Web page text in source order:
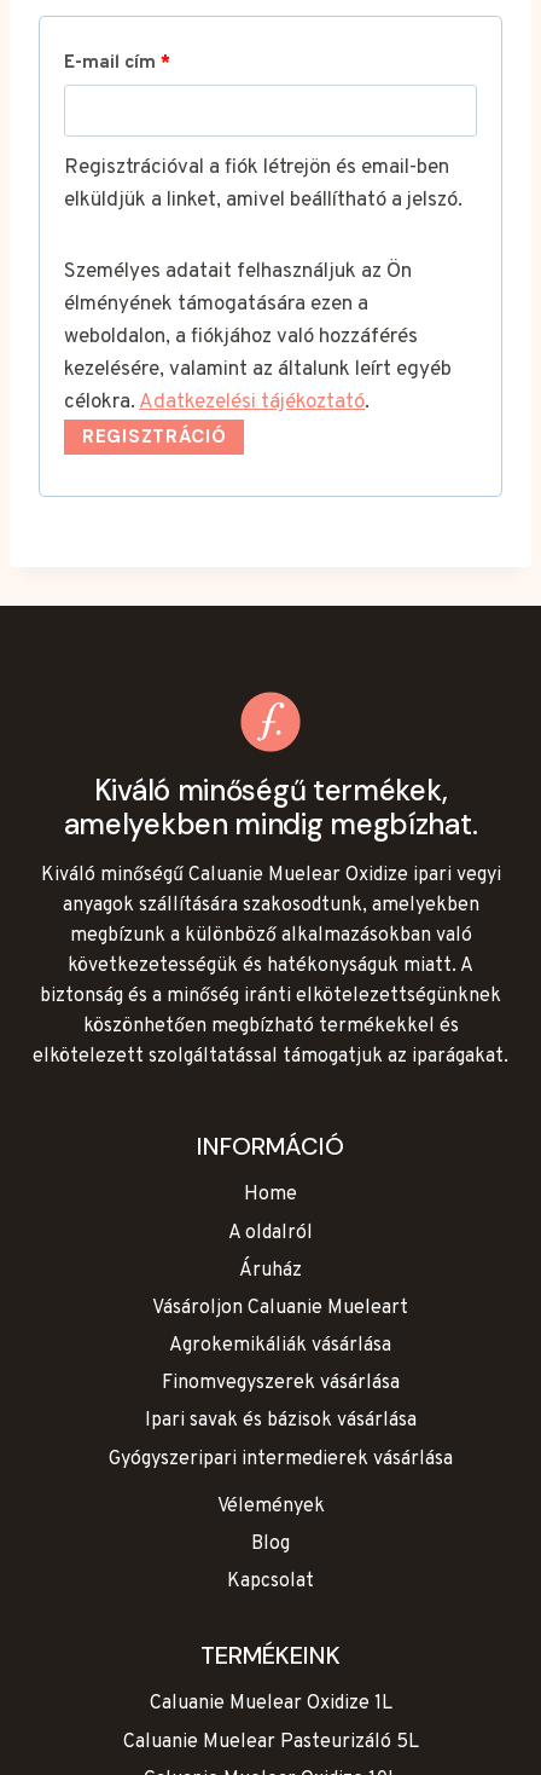
E-mail cím *K
e
e
ő
Regisztrációval a fiók létrejön és email-ben
elküldjük a linket, amivel beállítható a jelszó.
Személyes adatait felhasználjuk az Ön
élményének támogatására ezen a
weboldalon, a fiókjához való hozzáférés
kezelésére, valamint az általunk leírt egyéb
célokra.Adatkezelési tájékoztató.
REGISZTRÁCIÓ
Kiváló minőségű termékek,
amelyekben mindig megbízhat.
Kiváló minőségű Caluanie Muelear Oxidize ipari vegyi
anyagok szállítására szakosodtunk, amelyekben
megbízunk a különböző alkalmazásokban való
következetességük és hatékonyságuk miatt. A
biztonság és a minőség iránti elkötelezettségünknek
köszönhetően megbízható termékekkel és
elkötelezett szolgáltatással támogatjuk az iparágakat.
INFORMÁCIÓ
Home
A oldalról
Áruház
Vásároljon Caluanie Mueleart
Agrokemikáliák vásárlása
Finomvegyszerek vásárlása
Ipari savak és bázisok vásárlása
Gyógyszeripari intermedierek vásárlása
Vélemények
Blog
Kapcsolat
TERMÉKEINK
Caluanie Muelear Oxidize 1L
Caluanie Muelear Pasteurizáló 5L